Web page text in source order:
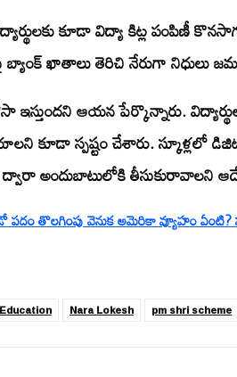
కూడా విద్యా కిట్ల పంపిణీ
బ్యాంక్ ఖాతాలు తెరిచి నేరుగా
ఇస్తుందని ఆయన పేర్కొన్నారు.
కూడా స్పష్టం చేశారు. స్కూళ్లలో
అందుబాటులోకి తీసుకురావాలని
పదం తొలగింపు వెనుక అమెరికా వ్యూహం ఏంటి?
Nara Lokesh pm shri scheme